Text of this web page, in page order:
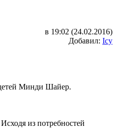
в 19:02 (24.02.2016)
Добавил: Icy
Минди Шайер.
из потребностей